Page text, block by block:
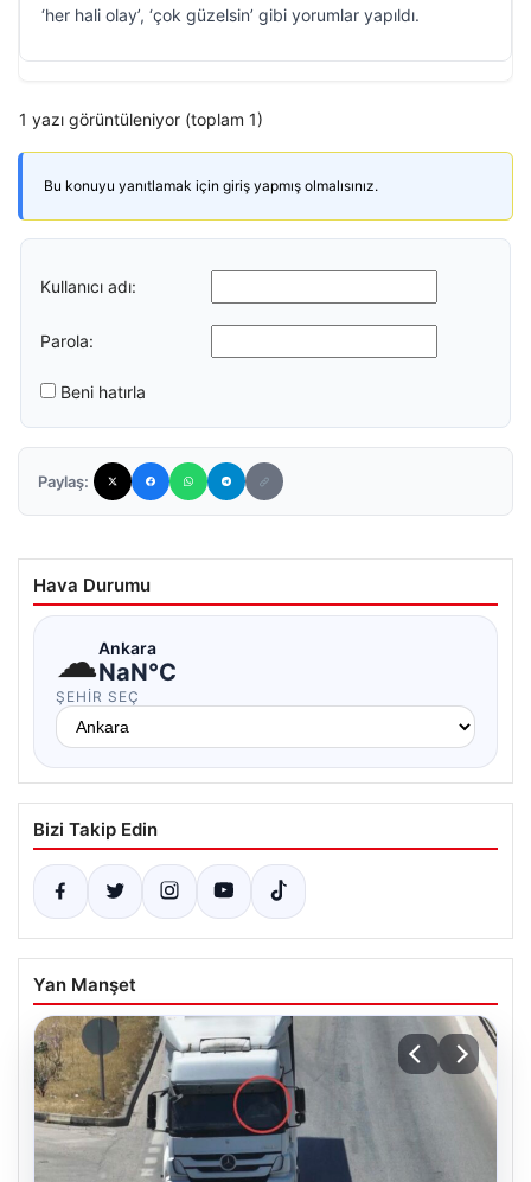
‘her hali olay’, ‘çok güzelsin’ gibi yorumlar yapıldı.
1 yazı görüntüleniyor (toplam 1)
Bu konuyu yanıtlamak için giriş yapmış olmalısınız.
Kullanıcı adı:
Parola:
Beni hatırla
Paylaş:
Hava Durumu
☁Ankara
NaN°C
ŞEHIR SEÇ
Bizi Takip Edin
Yan Manşet